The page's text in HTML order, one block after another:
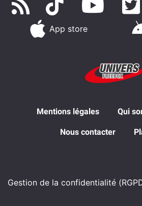
App store
Mentions légales Qui
Nous contacter
Gestion de la confidentialité